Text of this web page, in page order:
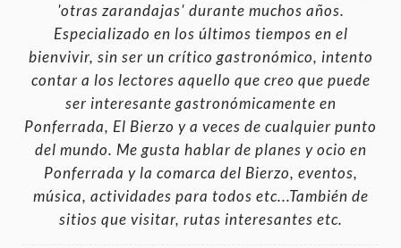
'otras zarandajas' durante muchos años.
Especializado en los últimos tiempos en el
bienvivir, sin ser un crítico gastronómico, intento
contar a los lectores aquello que creo que puede
ser interesante gastronómicamente en
Ponferrada, El Bierzo y a veces de cualquier punto
del mundo. Me gusta hablar de planes y ocio en
Ponferrada y la comarca del Bierzo, eventos,
música, actividades para todos etc...También de
sitios que visitar, rutas interesantes etc.